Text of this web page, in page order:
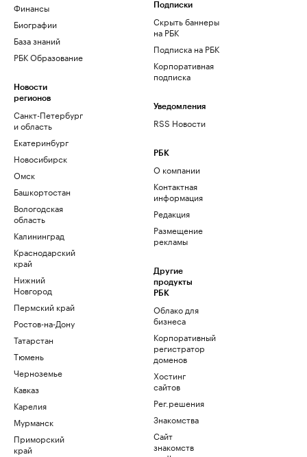
Финансы
Биографии
База знаний
РБК Образование
Новости
регионов
Санкт-Петербург
и область
Екатеринбург
Новосибирск
Омск
Башкортостан
Вологодская
область
Калининград
Краснодарский
край
Нижний
Новгород
Пермский край
Ростов-на-Дону
Татарстан
Тюмень
Черноземье
Кавказ
Карелия
Мурманск
Приморский
край
Подписки
Скрыть баннеры
на РБК
Подписка на РБК
Корпоративная
подписка
Уведомления
RSS Новости
РБК
О компании
Контактная
информация
Редакция
Размещение
рекламы
Другие
продукты
РБК
Облако для
бизнеса
Корпоративный
регистратор
доменов
Хостинг
сайтов
Рег.решения
Знакомства
Сайт
знакомств